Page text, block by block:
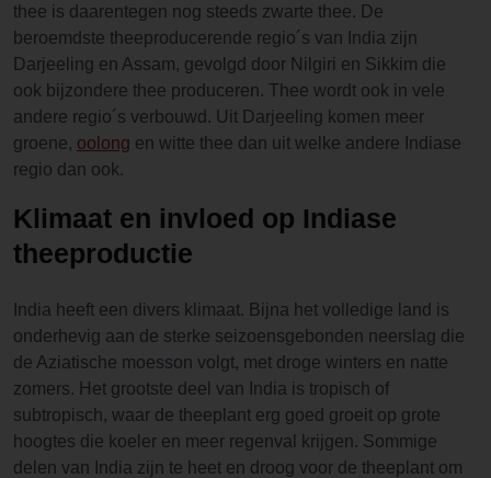
thee is daarentegen nog steeds zwarte thee. De
beroemdste theeproducerende regio´s van India zijn
Darjeeling en Assam, gevolgd door Nilgiri en Sikkim die
ook bijzondere thee produceren. Thee wordt ook in vele
andere regio´s verbouwd. Uit Darjeeling komen meer
groene, oolong en witte thee dan uit welke andere Indiase
regio dan ook.
Klimaat en invloed op Indiase
theeproductie
India heeft een divers klimaat. Bijna het volledige land is
onderhevig aan de sterke seizoensgebonden neerslag die
de Aziatische moesson volgt, met droge winters en natte
zomers. Het grootste deel van India is tropisch of
subtropisch, waar de theeplant erg goed groeit op grote
hoogtes die koeler en meer regenval krijgen. Sommige
delen van India zijn te heet en droog voor de theeplant om